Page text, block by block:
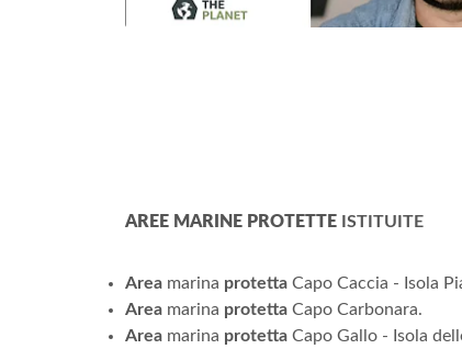
AREE MARINE PROTETTE ISTITUITE
Area marina protetta Capo Caccia - Isola
Area marina protetta Capo Carbonara.
Area marina protetta Capo Gallo - Isola